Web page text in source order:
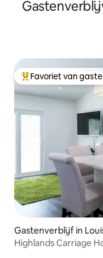
Topfavoriet van
Favoriet van
Gastenverblijf in
Highlands Carriage